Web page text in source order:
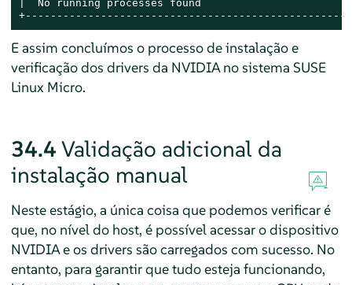
|  No running processes found
E assim concluímos o processo de instalação e
verificação dos drivers da NVIDIA no sistema SUSE
Linux Micro.
34.4 Validação adicional da
instalação manual
Neste estágio, a única coisa que podemos verificar é
que, no nível do host, é possível acessar o dispositivo
NVIDIA e os drivers são carregados com sucesso. No
entanto, para garantir que tudo esteja funcionando,